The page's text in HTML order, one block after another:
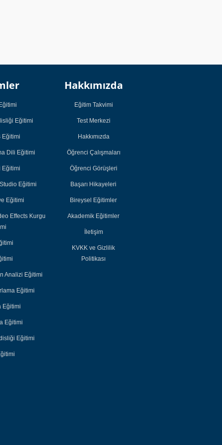
Eğitimi
Eğitimi
Dili Eğitimi
Eğitimi
Eğitimi
Eğitimi
Effects Kurgu
Analizi Eğitimi
Eğitimi
Eğitimi
Eğitimi
Eğitimi
Hakkımızda
Eğitim Takvimi
Test Merkezi
Hakkımızda
Öğrenci Çalışmaları
Öğrenci Görüşleri
Başarı Hikayeleri
Bireysel Eğitimler
Akademik Eğitimler
İletişim
KVKK ve Gizlilik
Politikası